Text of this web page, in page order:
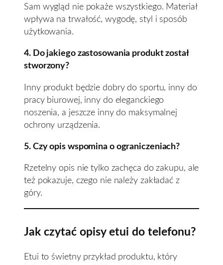
Sam wygląd nie pokaże wszystkiego. Materiał
wpływa na trwałość, wygodę, styl i sposób
użytkowania.
4. Do jakiego zastosowania produkt został
stworzony?
Inny produkt będzie dobry do sportu, inny do
pracy biurowej, inny do eleganckiego
noszenia, a jeszcze inny do maksymalnej
ochrony urządzenia.
5. Czy opis wspomina o ograniczeniach?
Rzetelny opis nie tylko zachęca do zakupu, ale
też pokazuje, czego nie należy zakładać z
góry.
Jak czytać opisy etui do telefonu?
Etui to świetny przykład produktu, który